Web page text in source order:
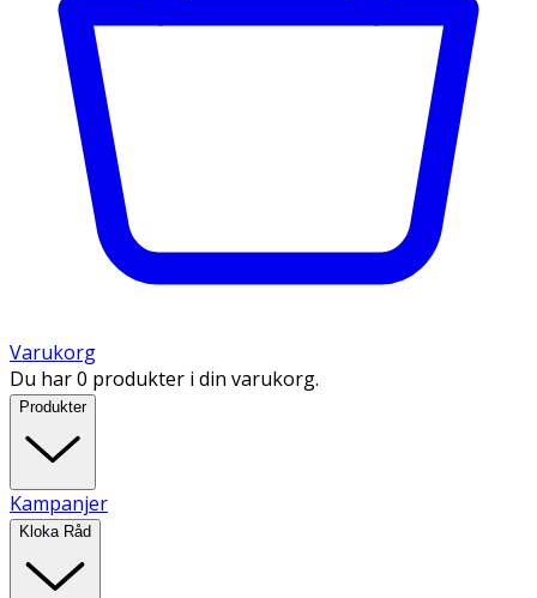
Varukorg
Du har 0 produkter i din varukorg.
Produkter
Kampanjer
Kloka Råd